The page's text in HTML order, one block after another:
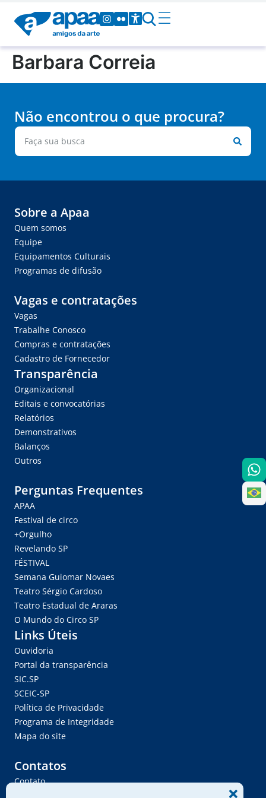
Barbara Correia
Não encontrou o que procura?
Sobre a Apaa
Quem somos
Equipe
Equipamentos Culturais
Programas de difusão
Vagas e contratações
Vagas
Trabalhe Conosco
Compras e contratações
Cadastro de Fornecedor
Transparência
Organizacional
Editais e convocatórias
Relatórios
Demonstrativos
Balanços
Outros
Perguntas Frequentes
APAA
Festival de circo
+Orgulho
Revelando SP
FÉSTIVAL
Semana Guiomar Novaes
Teatro Sérgio Cardoso
Teatro Estadual de Araras
O Mundo do Circo SP
Links Úteis
Ouvidoria
Portal da transparência
SIC.SP
SCEIC-SP
Política de Privacidade
Programa de Integridade
Mapa do site
Contatos
Contato